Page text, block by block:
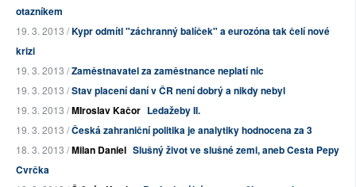
otazníkem
19. 3. 2013 /Kypr odmítl "záchranný balíček" a eurozóna tak čelí nové
krizi
19. 3. 2013 /Zaměstnavatel za zaměstnance neplatí nic
19. 3. 2013 /Stav placení daní v ČR není dobrý a nikdy nebyl
19. 3. 2013 /MIroslav Kačor Ledažeby II.
19. 3. 2013 /Česká zahraniční politika je analytiky hodnocena za 3
18. 3. 2013 /Milan Daniel Slušný život ve slušné zemi, aneb Cesta Pepy
Cvrčka